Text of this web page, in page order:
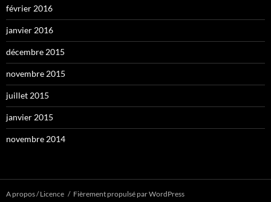
février 2016
janvier 2016
décembre 2015
novembre 2015
juillet 2015
janvier 2015
novembre 2014
A propos / Licence Fièrement propulsé par WordPress